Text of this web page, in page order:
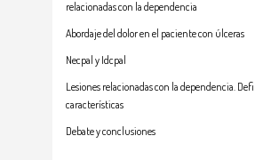
relacionadas con la dependencia
Abordaje del dolor en el paciente con úlceras
Necpal y Idcpal
Lesiones relacionadas con la dependencia.
características
Debate y conclusiones